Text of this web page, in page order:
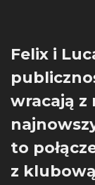
Felix i
wracają z
to
z